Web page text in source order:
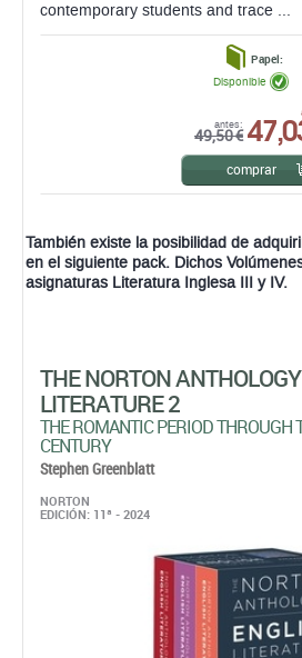
contemporary students and trace ...
Papel:
antes:
49,50 €
Disponible
comprar
También existe la posibilidad de
en el siguiente pack. Dichos
asignaturas Literatura Inglesa III y IV.
THE NORTON
LITERATURE 2
THE ROMANTIC PERIOD THROUGH
CENTURY
Stephen Greenblatt
NORTON
EDICIÓN: 11ª - 2024